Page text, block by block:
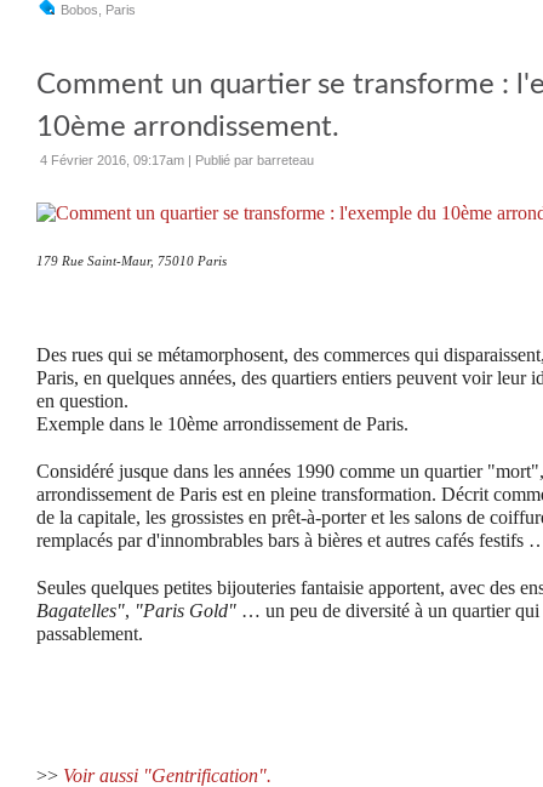
Bobos Paris
Comment un quartier se transforme :
10ème arrondissement.
4 Février 2016, 09:17am | Publié par barreteau
179 Rue Saint-Maur, 75010 Paris
Des rues qui se métamorphosent, des commerces qui
Paris, en quelques années, des quartiers entiers peuvent voir leur
en question.
Exemple dans le 10ème arrondissement de Paris.
Considéré jusque dans les années 1990 comme un quartier
arrondissement de Paris est en pleine transformation. Décrit
de la capitale, les grossistes en prêt-à-porter et les salons de
remplacés par d'innombrables bars à bières et autres cafés festifs
Seules quelques petites bijouteries fantaisie apportent, avec des
Bagatelles", "Paris Gold" … un peu de diversité à un quartier qui
passablement.
>> Voir aussi "Gentrification".